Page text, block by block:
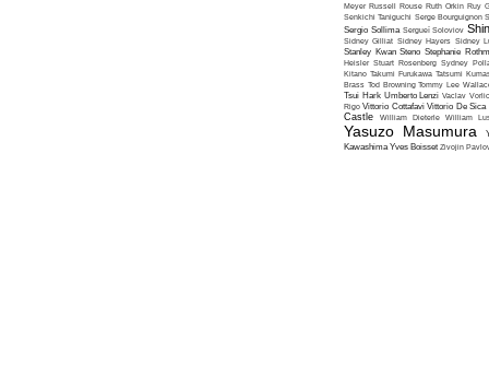
Meyer Russell Rouse Ruth Orkin Ruy
Senkichi Taniguchi Serge Bourguignon
Sergio Sollima Sergueï Soloviov
Sidney Gilliat Sidney Hayers Sidney
Stanley Kwan Steno Stephanie
Heisler Stuart Rosenberg Sydney
Kitano Takumi Furukawa Tatsumi
Brass Tod Browning Tommy Lee
Tsui Hark Umberto Lenzi Vaclav
Rigo Vittorio Cottafavi Vittorio De Sica
Castle William Dieterle William
Yasuzo Masumura
Kawashima Yves Boisset Zivojin